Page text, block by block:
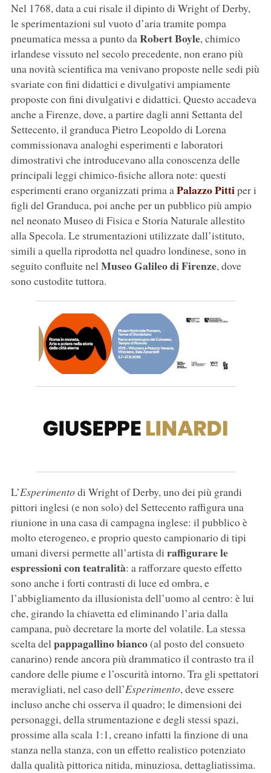
Nel 1768, data a cui risale il dipinto di Wright of Derby,
le sperimentazioni sul vuoto d’aria tramite pompa
pneumatica messa a punto daRobert Boyle, chimico
irlandese vissuto nel secolo precedente, non erano più
una novità scientifica ma venivano proposte nelle sedi più
svariate con fini didattici e divulgativi ampiamente
proposte con fini divulgativi e didattici. Questo accadeva
anche a Firenze, dove, a partire dagli anni Settanta del
Settecento, il granduca Pietro Leopoldo di Lorena
commissionava analoghi esperimenti e laboratori
dimostrativi che introducevano alla conoscenza delle
principali leggi chimico-fisiche allora note: questi
esperimenti erano organizzati prima aPalazzo Pittiper i
figli del Granduca, poi anche per un pubblico più ampio
nel neonato Museo di Fisica e Storia Naturale allestito
alla Specola. Le strumentazioni utilizzate dall’istituto,
simili a quella riprodotta nel quadro londinese, sono in
seguito confluite nelMuseo Galileo di Firenze, dove
sono custodite tuttora.
L’Esperimentodi Wright of Derby, uno dei più grandi
pittori inglesi (e non solo) del Settecento raffigura una
riunione in una casa di campagna inglese: il pubblico è
molto eterogeneo, e proprio questo campionario di tipi
umani diversi permette all’artista di raffigurare le
espressioni con teatralità: a rafforzare questo effetto
sono anche i forti contrasti di luce ed ombra, e
l’abbigliamento da illusionista dell’uomo al centro: è lui
che, girando la chiavetta ed eliminando l’aria dalla
campana, può decretare la morte del volatile. La stessa
scelta delpappagallino bianco(al posto del consueto
canarino) rende ancora più drammatico il contrasto tra il
candore delle piume e l’oscurità intorno. Tra gli spettatori
meravigliati, nel caso dell’Esperimento, deve essere
incluso anche chi osserva il quadro; le dimensioni dei
personaggi, della strumentazione e degli stessi spazi,
prossime alla scala 1:1, creano infatti la finzione di una
stanza nella stanza, con un effetto realistico potenziato
dalla qualità pittorica nitida, minuziosa, dettagliatissima.